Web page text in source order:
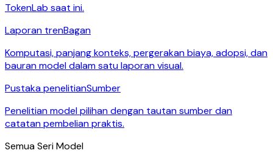
TokenLab saat ini.
Laporan trenBagan
Komputasi, panjang konteks, pergerakan biaya, adopsi, dan
bauran model dalam satu laporan visual.
Pustaka penelitianSumber
Penelitian model pilihan dengan tautan sumber dan
catatan pembelian praktis.
Semua Seri Model